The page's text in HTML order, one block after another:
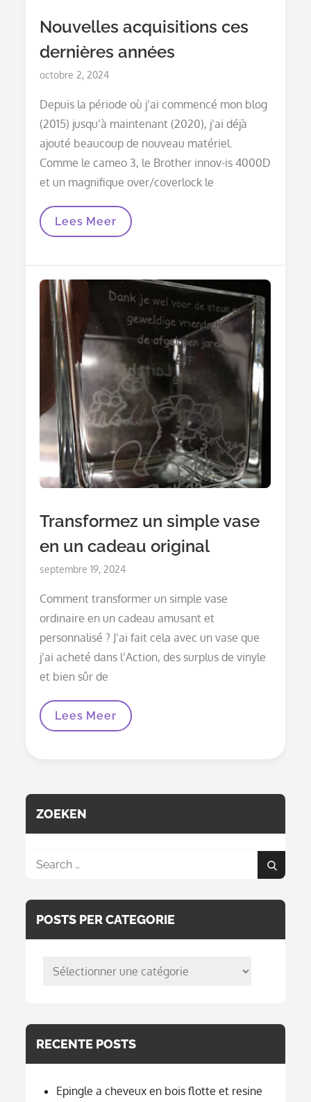
Nouvelles acquisitions ces
dernières années
Posted
octobre 2, 2024
Depuis la période où j’ai commencé mon blog
(2015) jusqu’à maintenant (2020), j’ai déjà
ajouté beaucoup de nouveau matériel.
Comme le cameo 3, le Brother innov-is 4000D
et un magnifique over/coverlock le
Nouvelles
Acquisitions
Années
Lees Meer
Transformez un simple vase
en un cadeau original
Posted
septembre 19, 2024
Comment transformer un simple vase
ordinaire en un cadeau amusant et
personnalisé ? J’ai fait cela avec un vase que
j’ai acheté dans l’Action, des surplus de vinyle
et bien sûr de
Transformez
Original
Lees Meer
ZOEKEN
Search
Search
POSTS PER CATEGORIE
posts
RECENTE POSTS
Epingle a cheveux en bois flotte et resine